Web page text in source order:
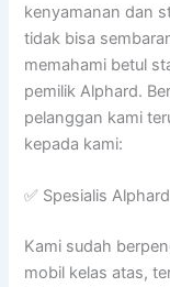
kenyamanan dan
tidak bisa
memahami betul
pemilik Alphard.
pelanggan kami
kepada kami:
✅ Spesialis
Kami sudah
mobil kelas atas,